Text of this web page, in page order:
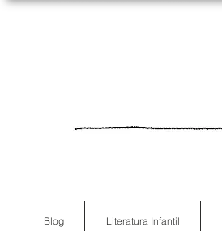
Blog Literatura Infantil